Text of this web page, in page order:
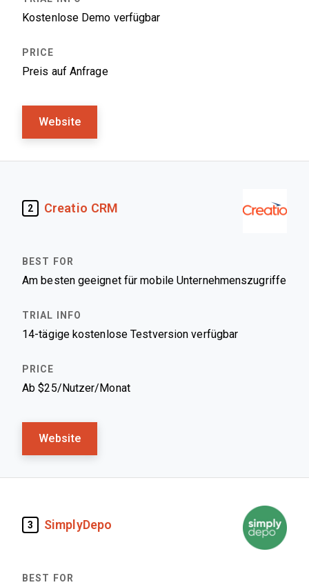
Kostenlose Demo verfügbar
Preis auf Anfrage
Website
2 Creatio CRM
Am besten geeignet für mobile Unternehmenszugriffe
14-tägige kostenlose Testversion verfügbar
Ab $25/Nutzer/Monat
Website
3 SimplyDepo